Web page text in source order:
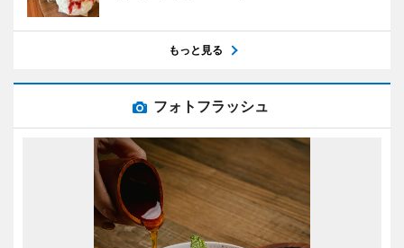
もっと見る
フォトフラッシュ